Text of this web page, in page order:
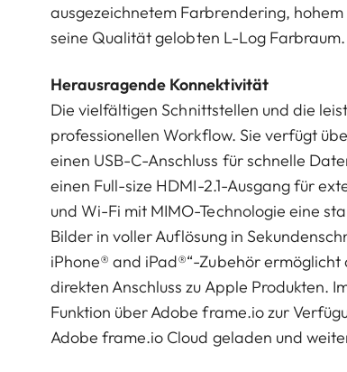
ausgezeichnetem Farbrendering,
seine Qualität gelobten L-Log
Herausragende Konnektivität
Die vielfältigen Schnittstellen und die
professionellen Workflow. Sie verfügt
einen USB-C-Anschluss für schnelle
einen Full-size HDMI-2.1-Ausgang für
und Wi-Fi mit MIMO-Technologie eine
Bilder in voller Auflösung in
iPhone® and iPad®“-Zubehör
direkten Anschluss zu Apple Produkten.
Funktion über Adobe frame.io zur
Adobe frame.io Cloud geladen und